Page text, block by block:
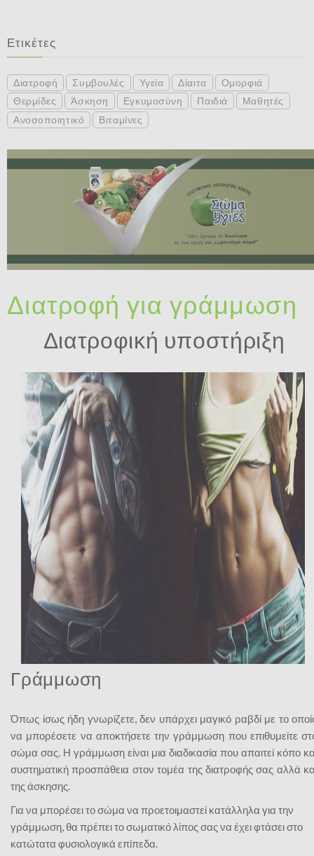
Ετικέτες
Διατροφή Συμβουλές Υγεία Δίαιτα
Ομορφιά
Θερμίδες
Άσκηση Εγκυμοσύνη Παιδιά
Μαθητές
Ανοσοποιητικό
Βιταμίνες
Διατροφή για γράμμωση
Διατροφική υποστήριξη
Γράμμωση
Όπως ίσως ήδη γνωρίζετε, δεν υπάρχει μαγικό ραβδί με το
να μπορέσετε να αποκτήσετε την γράμμωση που επιθυμείτε
σώμα σας. Η γράμμωση είναι μια διαδικασία που απαιτεί κόπο
συστηματική προσπάθεια στον τομέα της διατροφής σας αλλά
της άσκησης.
Για να μπορέσει το σώμα να προετοιμαστεί κατάλληλα για την
γράμμωση, θα πρέπει το σωματικό λίπος σας να έχει φτάσει στο
κατώτατα φυσιολογικά επίπεδα.